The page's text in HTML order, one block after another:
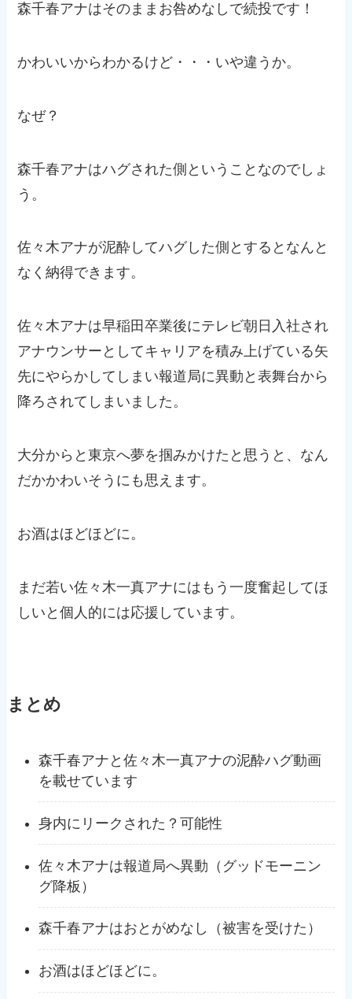
森千春アナはそのままお咎めなしで続投です！
かわいいからわかるけど・・・いや違うか。
なぜ？
森千春アナはハグされた側ということなのでしょ
う。
佐々木アナが泥酔してハグした側とするとなんと
なく納得できます。
佐々木アナは早稲田卒業後にテレビ朝日入社され
アナウンサーとしてキャリアを積み上げている矢
先にやらかしてしまい報道局に異動と表舞台から
降ろされてしまいました。
大分からと東京へ夢を掴みかけたと思うと、なん
だかかわいそうにも思えます。
お酒はほどほどに。
まだ若い佐々木一真アナにはもう一度奮起してほ
しいと個人的には応援しています。
まとめ
森千春アナと佐々木一真アナの泥酔ハグ動画
を載せています
身内にリークされた？可能性
佐々木アナは報道局へ異動（グッドモーニン
グ降板）
森千春アナはおとがめなし（被害を受けた）
お酒はほどほどに。